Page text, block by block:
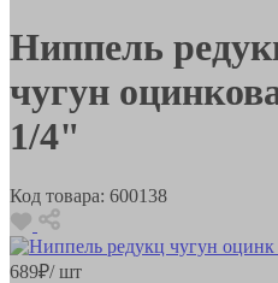
Ниппель
чугун
1/4"
Код товара: 600138
689₽/ шт